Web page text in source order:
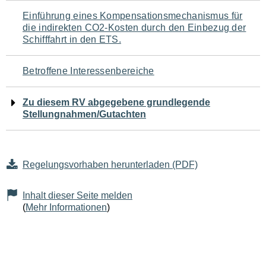
Navigation
für
den
Seiteninhalt
Einführung eines Kompensationsmechanismus für
die indirekten CO2-Kosten durch den Einbezug der
Schifffahrt in den ETS.
Betroffene Interessenbereiche
Zu diesem RV abgegebene grundlegende
Stellungnahmen/Gutachten
Regelungsvorhaben herunterladen (PDF)
Inhalt dieser Seite melden
(Mehr Informationen)